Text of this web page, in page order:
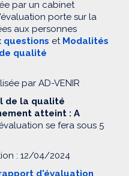
par un cabinet
porte sur la
aux personnes
questions et Modalités
qualité
par AD-VENIR
de la qualité
atteint : A
se fera sous 5
: 12/04/2024
d'évaluation